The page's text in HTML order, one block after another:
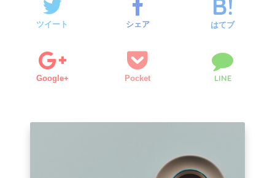
ツイート シェア はてブ
Google+ Pocket LINE